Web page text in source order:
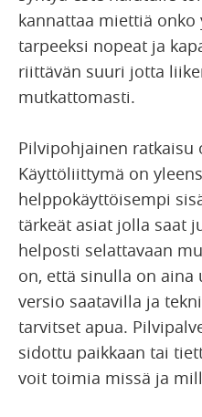
kannattaa miettiä onko
tarpeeksi nopeat ja
riittävän suuri jotta
mutkattomasti.
Pilvipohjainen ratkaisu
Käyttöliittymä on
helppokäyttöisempi
tärkeät asiat jolla saat
helposti selattavaan
on, että sinulla on aina
versio saatavilla ja
tarvitset apua.
sidottu paikkaan tai
voit toimia missä ja